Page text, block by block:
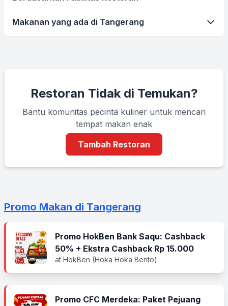
Makanan yang ada di Tangerang
Restoran Tidak di Temukan?
Bantu komunitas pecinta kuliner untuk mencari
tempat makan enak
Tambah Restoran
Promo Makan di Tangerang
Promo HokBen Bank Saqu: Cashback
50% + Ekstra Cashback Rp 15.000
at HokBen (Hoka Hoka Bento)
Promo CFC Merdeka: Paket Pejuang